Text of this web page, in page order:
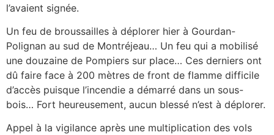
l’avaient signée.
Un feu de broussailles à déplorer hier à Gourdan-
Polignan au sud de Montréjeau… Un feu qui a mobilisé
une douzaine de Pompiers sur place… Ces derniers ont
dû faire face à 200 mètres de front de flamme difficile
d’accès puisque l’incendie a démarré dans un sous-
bois… Fort heureusement, aucun blessé n’est à déplorer.
Appel à la vigilance après une multiplication des vols